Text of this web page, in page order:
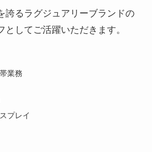
誇るラグジュアリーブランドの
としてご活躍いただきます。
業務
プレイ